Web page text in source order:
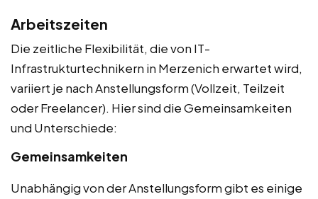
Arbeitszeiten
Die zeitliche Flexibilität, die von IT-
Infrastrukturtechnikern in Merzenich erwartet wird,
variiert je nach Anstellungsform (Vollzeit, Teilzeit
oder Freelancer). Hier sind die Gemeinsamkeiten
und Unterschiede:
Gemeinsamkeiten
Unabhängig von der Anstellungsform gibt es einige